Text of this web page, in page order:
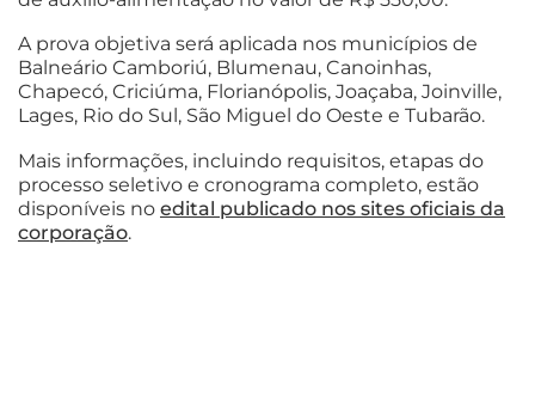
A prova objetiva será aplicada nos municípios de
Balneário Camboriú, Blumenau, Canoinhas,
Chapecó, Criciúma, Florianópolis, Joaçaba, Joinville,
Lages, Rio do Sul, São Miguel do Oeste e Tubarão.
Mais informações, incluindo requisitos, etapas do
processo seletivo e cronograma completo, estão
disponíveis no edital publicado nos sites oficiais da
corporação.